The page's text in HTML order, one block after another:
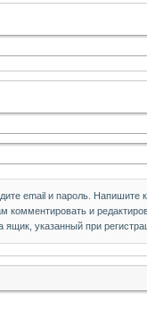
email и пароль.
комментировать и
ящик, указанный при